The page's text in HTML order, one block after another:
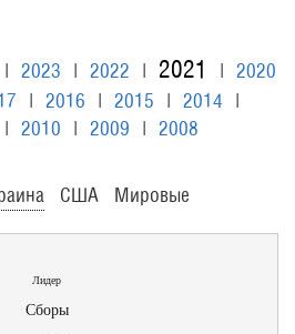
2023 2022 2021
2020
2016 2015 2014
2010 2009 2008
США Мировые
Лидер
Сборы